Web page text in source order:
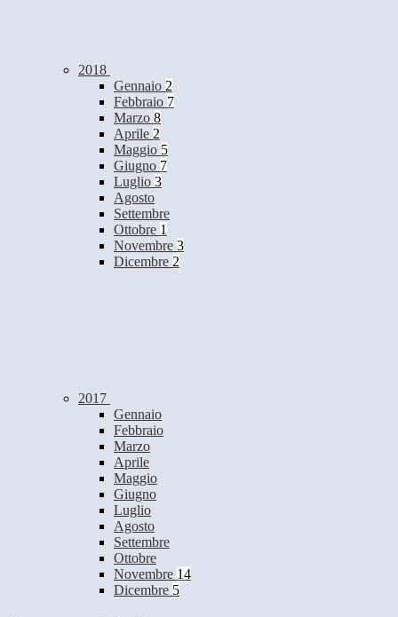
2018
Gennaio 2
Febbraio 7
Marzo 8
Aprile 2
Maggio 5
Giugno 7
Luglio 3
Agosto
Settembre
Ottobre 1
Novembre 3
Dicembre 2
2017
Gennaio
Febbraio
Marzo
Aprile
Maggio
Giugno
Luglio
Agosto
Settembre
Ottobre
Novembre 14
Dicembre 5